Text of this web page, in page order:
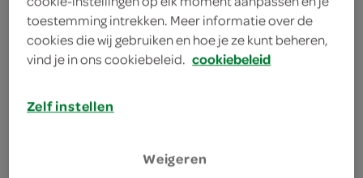
60 gram oude kaas
kies je winkel
toestemming intrekken. Meer informatie over de
cookies die wij gebruiken en hoe je ze kunt beheren,
vind je in ons cookiebeleid. cookiebeleid
Zelf instellen
Weigeren